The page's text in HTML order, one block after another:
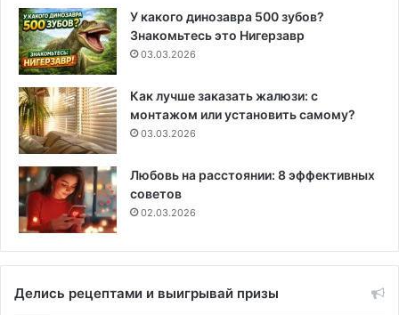
У какого динозавра 500 зубов?
Знакомьтесь это Нигерзавр
03.03.2026
Как лучше заказать жалюзи: с
монтажом или установить самому?
03.03.2026
Любовь на расстоянии: 8 эффективных
советов
02.03.2026
Делись рецептами и выигрывай призы